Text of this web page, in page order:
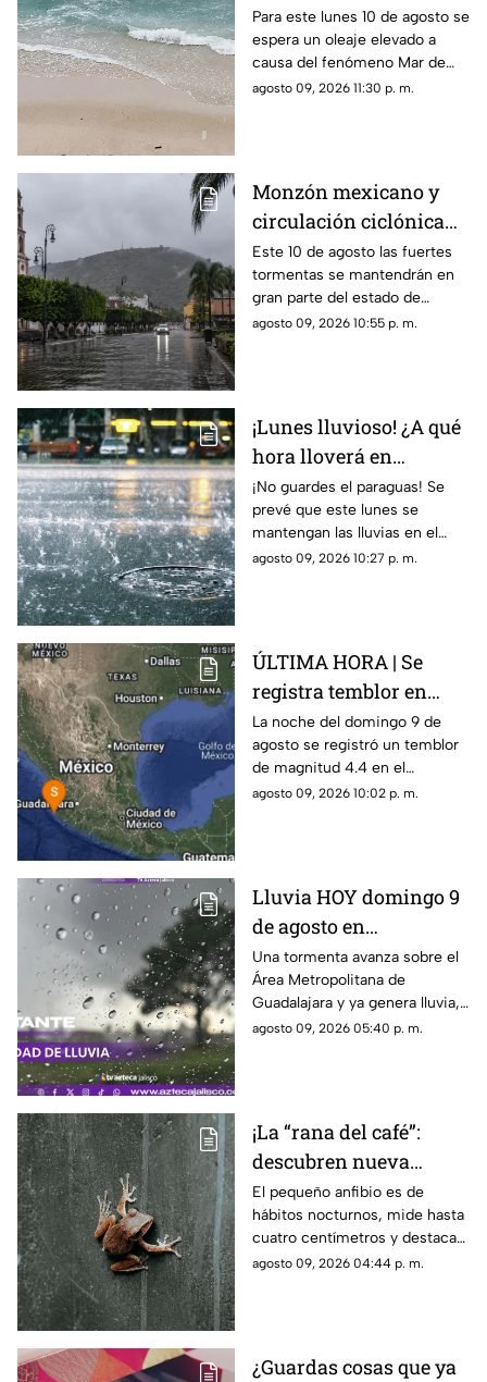
Fondo en Puerto
Vallarta
Para este lunes 10 de agosto se
espera un oleaje elevado a
causa del fenómeno Mar de
Fondo
agosto 09, 2026 11:30 p. m.
Monzón mexicano y
circulación ciclónica
mantendrán fuertes
tormentas en Nayarit
Este 10 de agosto las fuertes
tormentas se mantendrán en
gran parte del estado de
Nayarit
agosto 09, 2026 10:55 p. m.
¡Lunes lluvioso! ¿A qué
hora lloverá en
Guadalajara?
¡No guardes el paraguas! Se
prevé que este lunes se
mantengan las lluvias en el
Área Metropolitana de
agosto 09, 2026 10:27 p. m.
ÚLTIMA HORA | Se
registra temblor en
Jalisco; ¿hay daños?
La noche del domingo 9 de
agosto se registró un temblor
de magnitud 4.4 en el
municipio de Puerto Vallarta,
agosto 09, 2026 10:02 p. m.
Lluvia HOY domingo 9
de agosto en
Guadalajara: ¿Dónde
está lloviendo y qué
zonas tienen alerta?
Una tormenta avanza sobre el
Área Metropolitana de
Guadalajara y ya genera lluvia,
actividad eléctrica y rachas de
agosto 09, 2026 05:40 p. m.
¡La “rana del café”:
descubren nueva
especie en Costa Rica
El pequeño anfibio es de
hábitos nocturnos, mide hasta
cuatro centímetros y destaca
por sus manchas verdes y su
agosto 09, 2026 04:44 p. m.
¿Guardas cosas que ya